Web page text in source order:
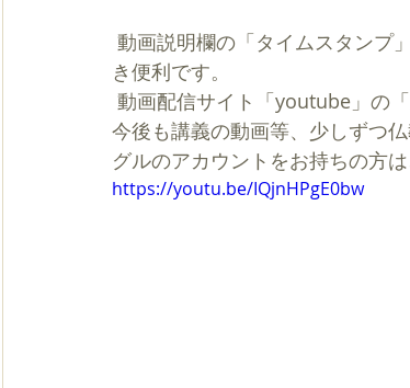
き便利です。
動画配信サイト「youtube」の
今後も講義の動画等、少しずつ
グルのアカウントをお持ちの方
https://youtu.be/IQjnHPgE0bw